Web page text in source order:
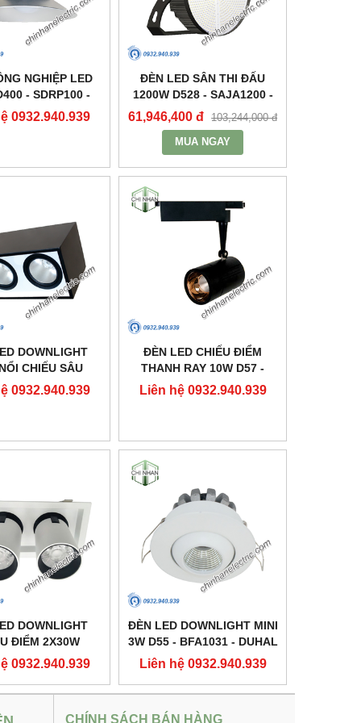
NGHIỆP LED
- SDRP100 -
DUHAL
0932.940.939
ĐÈN LED SÂN THI ĐẤU
1200W D528 - SAJA1200 -
DUHAL
61,946,400 đ 103,244,000 đ
MUA NGAY
DOWNLIGHT
CHIẾU SÂU
- DFB2301
- DUHAL
0932.940.939
ĐÈN LED CHIẾU ĐIỂM
THANH RAY 10W D57 -
DIA1101 - DUHAL
Liên hệ 0932.940.939
DOWNLIGHT
ĐIỂM 2X30W
- DFC2302 -
0932.940.939
ĐÈN LED DOWNLIGHT MINI
3W D55 - BFA1031 - DUHAL
Liên hệ 0932.940.939
CHÍNH SÁCH BÁN HÀNG